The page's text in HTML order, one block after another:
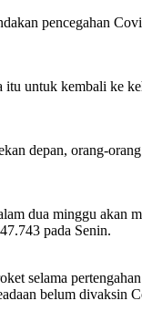
pencegahan
itu untuk kembali
depan, orang-
dua minggu
pada Senin.
selama
belum divaksin